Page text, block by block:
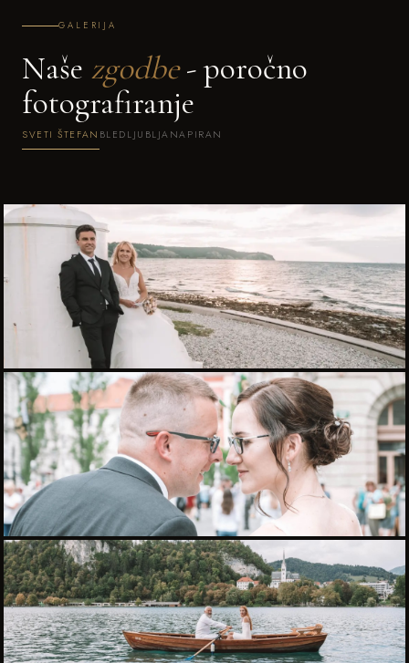
GALERIJA
Naše zgodbe- poročno
fotografiranje
SVETI ŠTEFAN BLED LJUBLJANA PIRAN